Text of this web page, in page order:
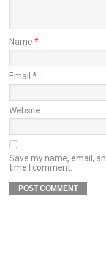
Name *
Email *
Website
Save my name, email,
time I comment.